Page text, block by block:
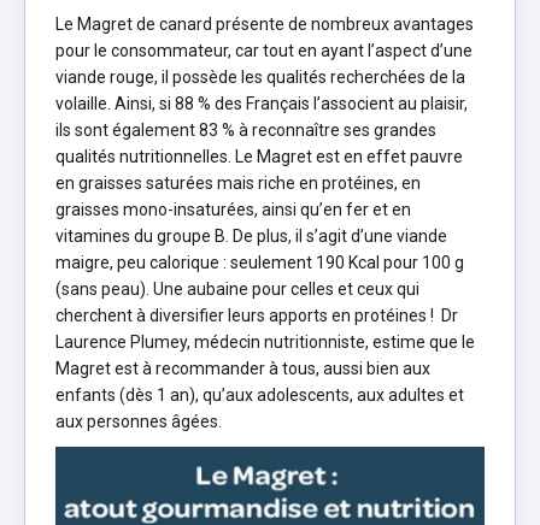
Le Magret de canard présente de nombreux avantages
pour le consommateur, car tout en ayant l’aspect d’une
viande rouge, il possède les qualités recherchées de la
volaille. Ainsi, si 88 % des Français l’associent au plaisir,
ils sont également 83 % à reconnaître ses grandes
qualités nutritionnelles. Le Magret est en effet pauvre
en graisses saturées mais riche en protéines, en
graisses mono-insaturées, ainsi qu’en fer et en
vitamines du groupe B. De plus, il s’agit d’une viande
maigre, peu calorique : seulement 190 Kcal pour 100 g
(sans peau). Une aubaine pour celles et ceux qui
cherchent à diversifier leurs apports en protéines ! Dr
Laurence Plumey, médecin nutritionniste, estime que le
Magret est à recommander à tous, aussi bien aux
enfants (dès 1 an), qu’aux adolescents, aux adultes et
aux personnes âgées.